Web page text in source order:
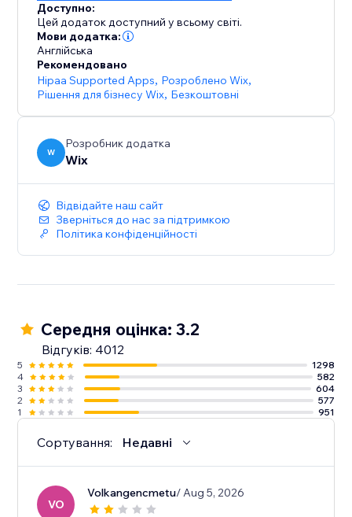
Доступно:
Цей додаток доступний у всьому світі.
Мови додатка:
Англійська
Рекомендовано
Hipaa Supported Apps, Розроблено Wix,
Рішення для бізнесу Wix, Безкоштовні
W
Розробник додатка
Wix
Відвідайте наш сайт
Зверніться до нас за підтримкою
Політика конфіденційності
Середня оцінка: 3.2
Відгуків: 4012
5
1298
4
582
3
604
2
577
1
951
Сортування: Недавні
VO
Volkangencmetu/ Aug 5, 2026